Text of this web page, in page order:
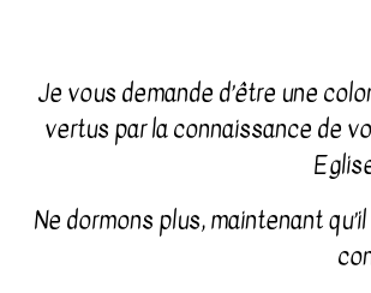
Je vous demande d’être une
vertus par la connaissance de
Ne dormons plus, maintenant